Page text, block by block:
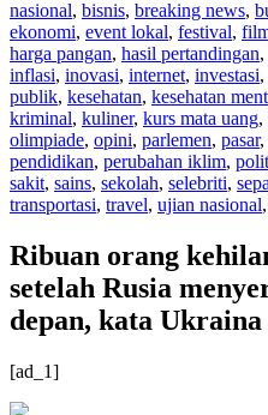
nasional, bisnis, breaking news,
ekonomi, event lokal, festival,
harga pangan, hasil pertandingan,
inflasi, inovasi, internet, investasi,
publik, kesehatan, kesehatan
kriminal, kuliner, kurs mata uang,
olimpiade, opini, parlemen, pasar,
pendidikan, perubahan iklim,
sakit, sains, sekolah, selebriti,
transportasi, travel, ujian nasional,
Ribuan orang
setelah Rusia
depan, kata Ukraina
[ad_1]